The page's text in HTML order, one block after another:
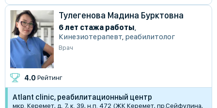
Тулегенова Мадина Бурктовна
6 лет стажа работы,
Кинезиотерапевт, реабилитолог
Врач
4.0 Рейтинг
Atlant clinic, реабилитационный центр
мкр. Керемет, д. 7, к. 39, н.п. 472 (ЖК Керемет, пр.Сейфулина,